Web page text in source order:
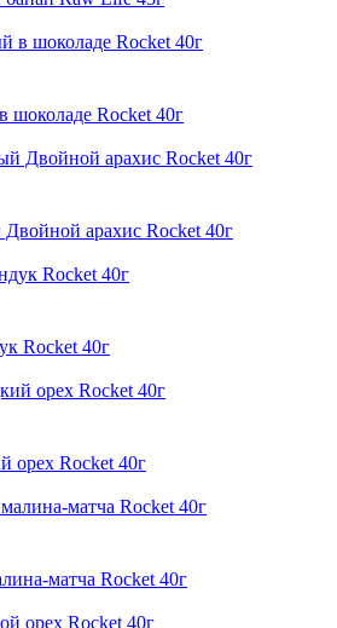
шоколаде Rocket 40г
арахис Rocket 40г
Rockеt 40г
орех Rocket 40г
матча Rocket 40г